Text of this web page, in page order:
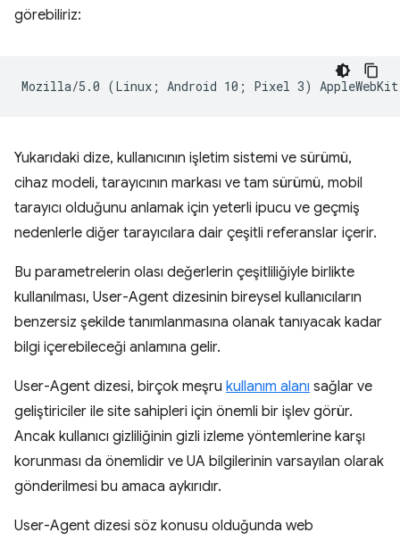
görebiliriz:
Yukarıdaki dize, kullanıcının işletim sistemi ve sürümü,
cihaz modeli, tarayıcının markası ve tam sürümü, mobil
tarayıcı olduğunu anlamak için yeterli ipucu ve geçmiş
nedenlerle diğer tarayıcılara dair çeşitli referanslar içerir.
Bu parametrelerin olası değerlerin çeşitliliğiyle birlikte
kullanılması, User-Agent dizesinin bireysel kullanıcıların
benzersiz şekilde tanımlanmasına olanak tanıyacak kadar
bilgi içerebileceği anlamına gelir.
User-Agent dizesi, birçok meşru kullanım alanı sağlar ve
geliştiriciler ile site sahipleri için önemli bir işlev görür.
Ancak kullanıcı gizliliğinin gizli izleme yöntemlerine karşı
korunması da önemlidir ve UA bilgilerinin varsayılan olarak
gönderilmesi bu amaca aykırıdır.
User-Agent dizesi söz konusu olduğunda web